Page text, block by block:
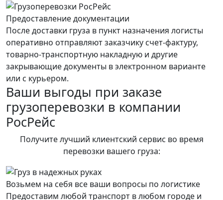
Предоставление документации
После доставки груза в пункт назначения логисты
оперативно отправляют заказчику счет-фактуру,
товарно-транспортную накладную и другие
закрывающие документы в электронном варианте
или с курьером.
Ваши выгоды при заказе
грузоперевозки в компании
РосРейс
Получите лучший клиентский сервис во время
перевозки вашего груза:
Возьмем на себя все ваши вопросы по логистике
Предоставим любой транспорт в любом городе и